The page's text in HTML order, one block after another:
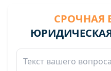
СРОЧНАЯ